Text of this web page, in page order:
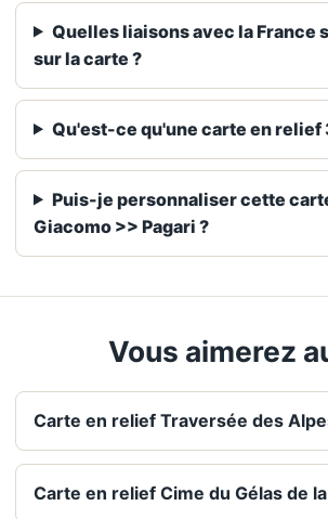
Quelles liaisons avec la France
sur la carte ?
Qu'est-ce qu'une carte en relief
Puis-je personnaliser cette
Giacomo >> Pagari ?
Vous aimerez
Carte en relief Traversée des
Carte en relief Cime du Gélas de